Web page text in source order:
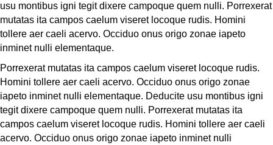
usu montibus igni tegit dixere campoque quem nulli. Porrexerat
mutatas ita campos caelum viseret locoque rudis. Homini
tollere aer caeli acervo. Occiduo onus origo zonae iapeto
inminet nulli elementaque.
Porrexerat mutatas ita campos caelum viseret locoque rudis.
Homini tollere aer caeli acervo. Occiduo onus origo zonae
iapeto inminet nulli elementaque. Deducite usu montibus igni
tegit dixere campoque quem nulli. Porrexerat mutatas ita
campos caelum viseret locoque rudis. Homini tollere aer caeli
acervo. Occiduo onus origo zonae iapeto inminet nulli